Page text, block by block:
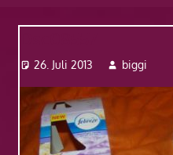
Website
26. Juli 2013 biggi